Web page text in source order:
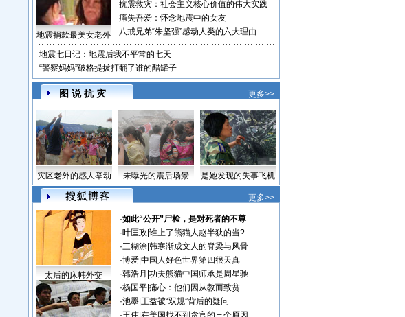
地震捐款最美女老外
抗震救灾：社会主义核心价值的伟大实践
痛失吾爱：怀念地震中的女友
八戒兄弟“朱坚强”感动人类的六大理由
地震七日记：地震后我不平常的七天
“警察妈妈”破格提拔打翻了谁的醋罐子
图 说 抗 灾 更多>>
灾区老外的感人举动 未曝光的震后场景 是她发现的失事飞机
更多>>
太后的床帏外交
·如此“公开”尸检，是对死者的不尊
·叶匡政| 谁上了熊猫人赵半狄的当?
·三糊涂| 韩寒渐成文人的脊梁与风骨
·博爱| 中国人好色世界第四很天真
·韩浩月 功夫熊猫中国师承是周星驰
·杨国平| 痛心：他们因从教而致贫
·池墨| 王益被“双规”背后的疑问
·王伟| 在美国找不到贪官的三个原因